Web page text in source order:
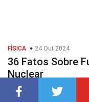
FÍSICA 24 Out 2024
36 Fatos Sobre
Nuclear